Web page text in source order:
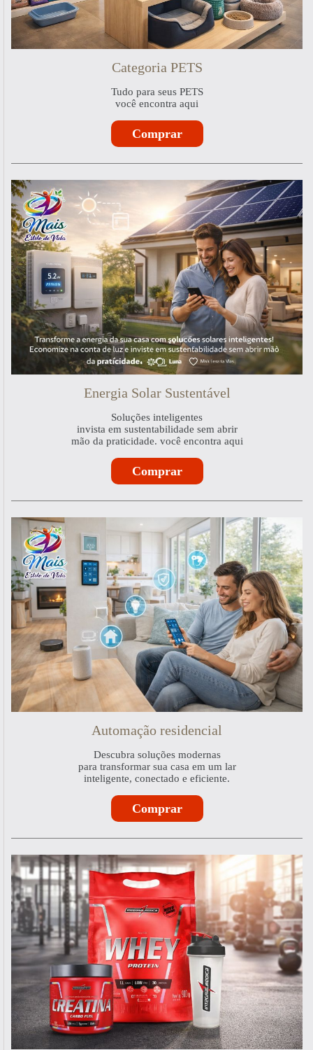
Categoria PETS
Tudo para seus PETS
você encontra aqui
Comprar
Energia Solar Sustentável
Soluções inteligentes
invista em sustentabilidade sem abrir
mão da praticidade. você encontra aqui
Comprar
Automação residencial
Descubra soluções modernas
para transformar sua casa em um lar
inteligente, conectado e eficiente.
Comprar